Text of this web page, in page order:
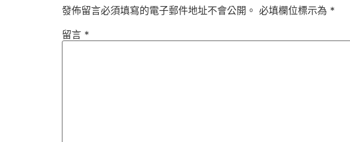
發佈留言必須填寫的電子郵件地址不會公開。 必填欄位標示為 *
留言 *